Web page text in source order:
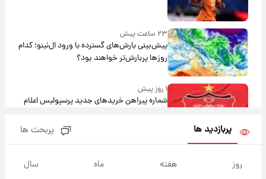
۲۳ ساعت پیش
پیش‌بینی بارش‌های گسترده با ورود ال‌نینو؛ کدام
روزها پربارش‌تر خواهند بود؟
۱ روز پیش
شماره پیراهن خریدهای جدید پرسپولیس اعلام
شد+فیلم
پربازدید ها پربحث ها
روز هفته ماه سال